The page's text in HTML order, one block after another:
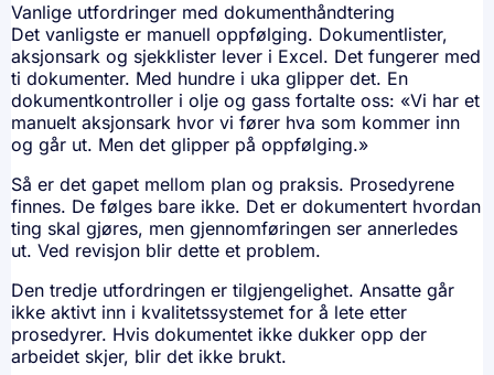
Vanlige utfordringer med dokumenthåndtering
Det vanligste er manuell oppfølging. Dokumentlister,
aksjonsark og sjekklister lever i Excel. Det fungerer med
ti dokumenter. Med hundre i uka glipper det. En
dokumentkontroller i olje og gass fortalte oss: «Vi har et
manuelt aksjonsark hvor vi fører hva som kommer inn
og går ut. Men det glipper på oppfølging.»
Så er det gapet mellom plan og praksis. Prosedyrene
finnes. De følges bare ikke. Det er dokumentert hvordan
ting skal gjøres, men gjennomføringen ser annerledes
ut. Ved revisjon blir dette et problem.
Den tredje utfordringen er tilgjengelighet. Ansatte går
ikke aktivt inn i kvalitetssystemet for å lete etter
prosedyrer. Hvis dokumentet ikke dukker opp der
arbeidet skjer, blir det ikke brukt.